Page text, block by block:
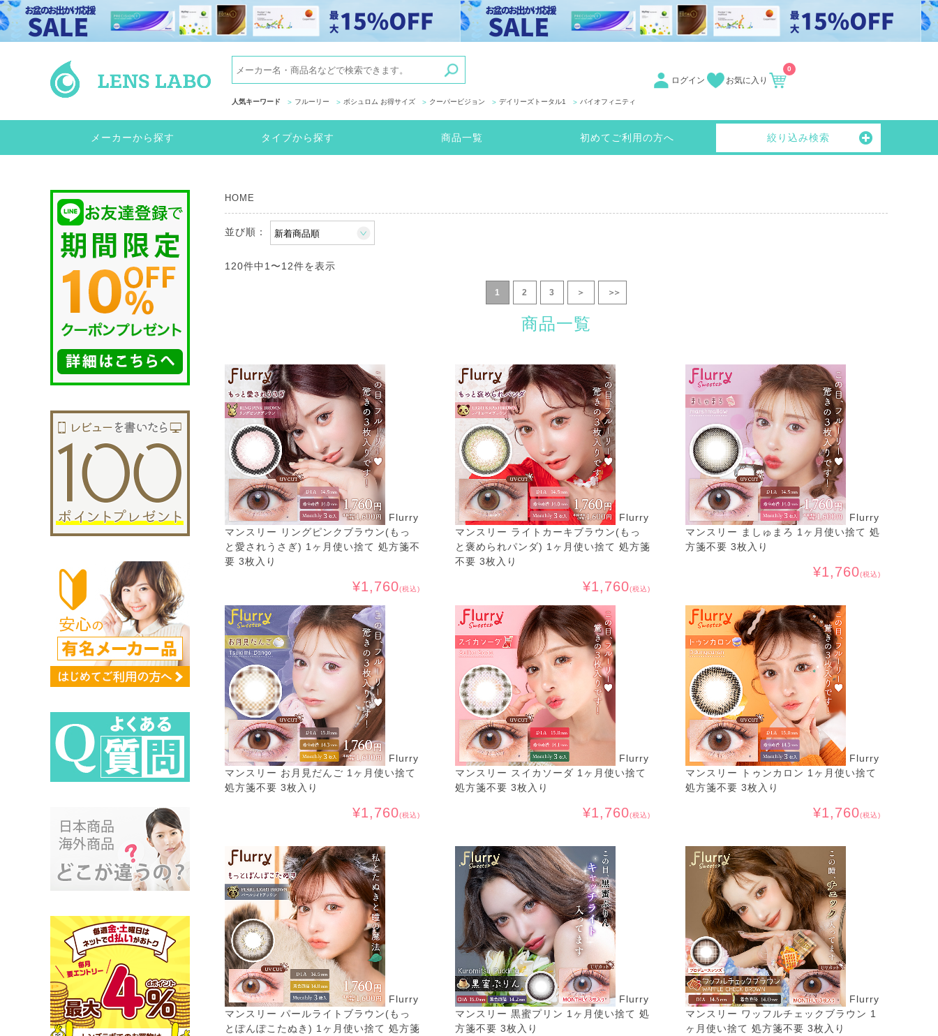
人気キーワード フルーリー ボシュロム お得サイズ クーパービジョン デイリーズトータル1 バイオフィニティ
ログイン お気に入り
0
メーカーから探す タイプから探す 商品一覧 初めてご利用の方へ 絞り込み検索
HOME
並び順：
120件中 1 〜12件を表示
1 2 3 ＞ ＞＞
商品一覧
Flurry
マンスリー リングピンクブラウン(もっ
と愛されうさぎ) 1ヶ月使い捨て 処方箋不
要 3枚入り
¥1,760(税込)
Flurry
マンスリー ライトカーキブラウン(もっ
と褒められパンダ) 1ヶ月使い捨て 処方箋
不要 3枚入り
¥1,760(税込)
Flurry
マンスリー ましゅまろ 1ヶ月使い捨て 処
方箋不要 3枚入り
¥1,760(税込)
Flurry
マンスリー お月見だんご 1ヶ月使い捨て
処方箋不要 3枚入り
¥1,760(税込)
Flurry
マンスリー スイカソーダ 1ヶ月使い捨て
処方箋不要 3枚入り
¥1,760(税込)
Flurry
マンスリー トゥンカロン 1ヶ月使い捨て
処方箋不要 3枚入り
¥1,760(税込)
Flurry
マンスリー パールライトブラウン(もっ
とぽんぽこたぬき) 1ヶ月使い捨て 処方箋
Flurry
マンスリー 黒蜜プリン 1ヶ月使い捨て 処
方箋不要 3枚入り
Flurry
マンスリー ワッフルチェックブラウン 1
ヶ月使い捨て 処方箋不要 3枚入り